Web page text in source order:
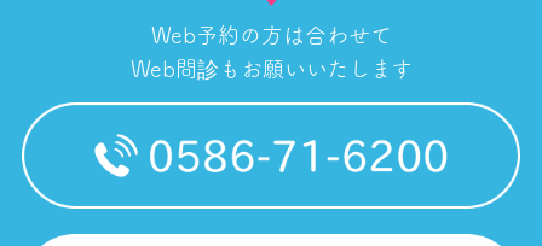
Web予約の方は合わせて
Web問診もお願いいたします